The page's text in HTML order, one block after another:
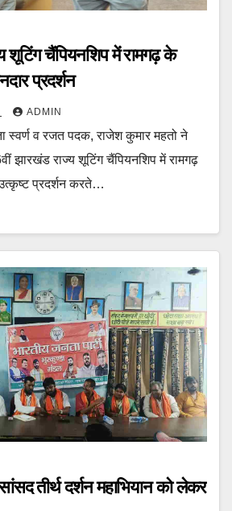
शूटिंग चैंपियनशिप में रामगढ़ के
प्रदर्शन
ADMIN
स्वर्ण व रजत पदक, राजेश कुमार महतो ने
झारखंड राज्य शूटिंग चैंपियनशिप में रामगढ़
प्रदर्शन करते…
तीर्थ दर्शन महाभियान को लेकर